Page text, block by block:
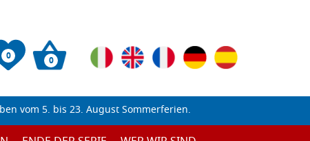
0 0
vom 5. bis 23. August Sommerferien.